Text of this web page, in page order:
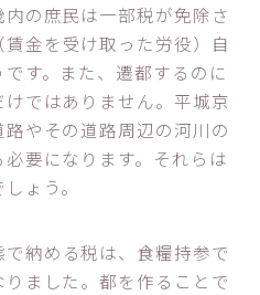
の庶民は一部税が免除さ
（賃金を受け取った労役）自
す。また、遷都するのに
ではありません。平城京
やその道路周辺の河川の
要になります。それらは
ょう。
納める税は、食糧持参で
ました。都を作ることで